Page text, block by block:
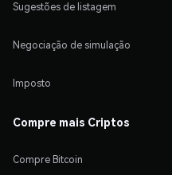
Sugestões de listagem
Negociação de simulação
Imposto
Compre mais Criptos
Compre Bitcoin